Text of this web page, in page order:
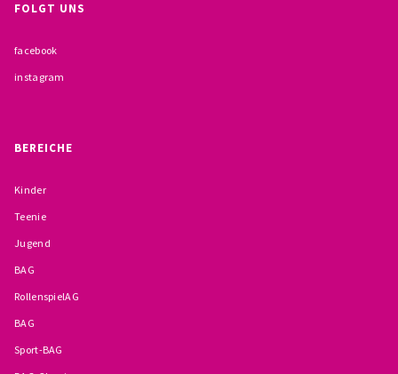
FOLGT UNS
facebook
instagram
BEREICHE
Kinder
Teenie
Jugend
BAG
RollenspielAG
BAG
Sport-BAG